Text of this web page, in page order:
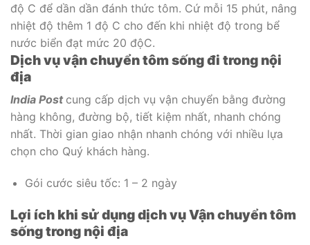
độ C để dần dần đánh thức tôm. Cứ mỗi 15 phút, nâng
nhiệt độ thêm 1 độ C cho đến khi nhiệt độ trong bể
nước biển đạt mức 20 độC.
Dịch vụ vận chuyển tôm sống đi trong nội
địa
India Post cung cấp dịch vụ vận chuyển bằng đường
hàng không, đường bộ, tiết kiệm nhất, nhanh chóng
nhất. Thời gian giao nhận nhanh chóng với nhiều lựa
chọn cho Quý khách hàng.
Gói cước siêu tốc: 1 – 2 ngày
Lợi ích khi sử dụng dịch vụ Vận chuyển tôm
sống trong nội địa